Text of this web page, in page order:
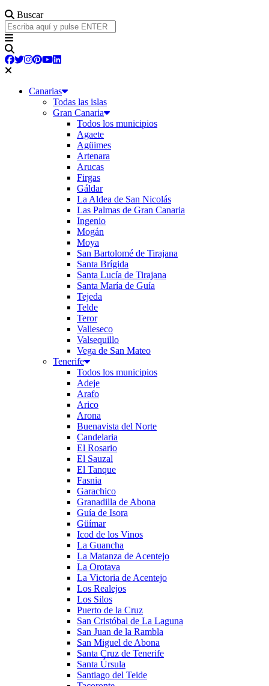
Buscar
Canarias
Todas las islas
Gran Canaria
Todos los municipios
Agaete
Agüimes
Artenara
Arucas
Firgas
Gáldar
La Aldea de San Nicolás
Las Palmas de Gran Canaria
Ingenio
Mogán
Moya
San Bartolomé de Tirajana
Santa Brígida
Santa Lucía de Tirajana
Santa María de Guía
Tejeda
Telde
Teror
Valleseco
Valsequillo
Vega de San Mateo
Tenerife
Todos los municipios
Adeje
Arafo
Arico
Arona
Buenavista del Norte
Candelaria
El Rosario
El Sauzal
El Tanque
Fasnia
Garachico
Granadilla de Abona
Guía de Isora
Güímar
Icod de los Vinos
La Guancha
La Matanza de Acentejo
La Orotava
La Victoria de Acentejo
Los Realejos
Los Silos
Puerto de la Cruz
San Cristóbal de La Laguna
San Juan de la Rambla
San Miguel de Abona
Santa Cruz de Tenerife
Santa Úrsula
Santiago del Teide